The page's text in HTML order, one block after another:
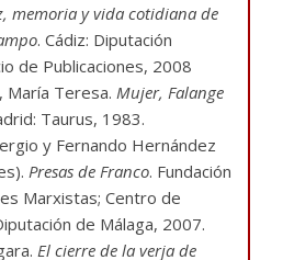
memoria y vida cotidiana de
. Cádiz: Diputación
de Publicaciones, 2008
María Teresa. Mujer, Falange
Taurus, 1983.
y Fernando Hernández
Presas de Franco. Fundación
Marxistas; Centro de
de Málaga, 2007.
El cierre de la verja de